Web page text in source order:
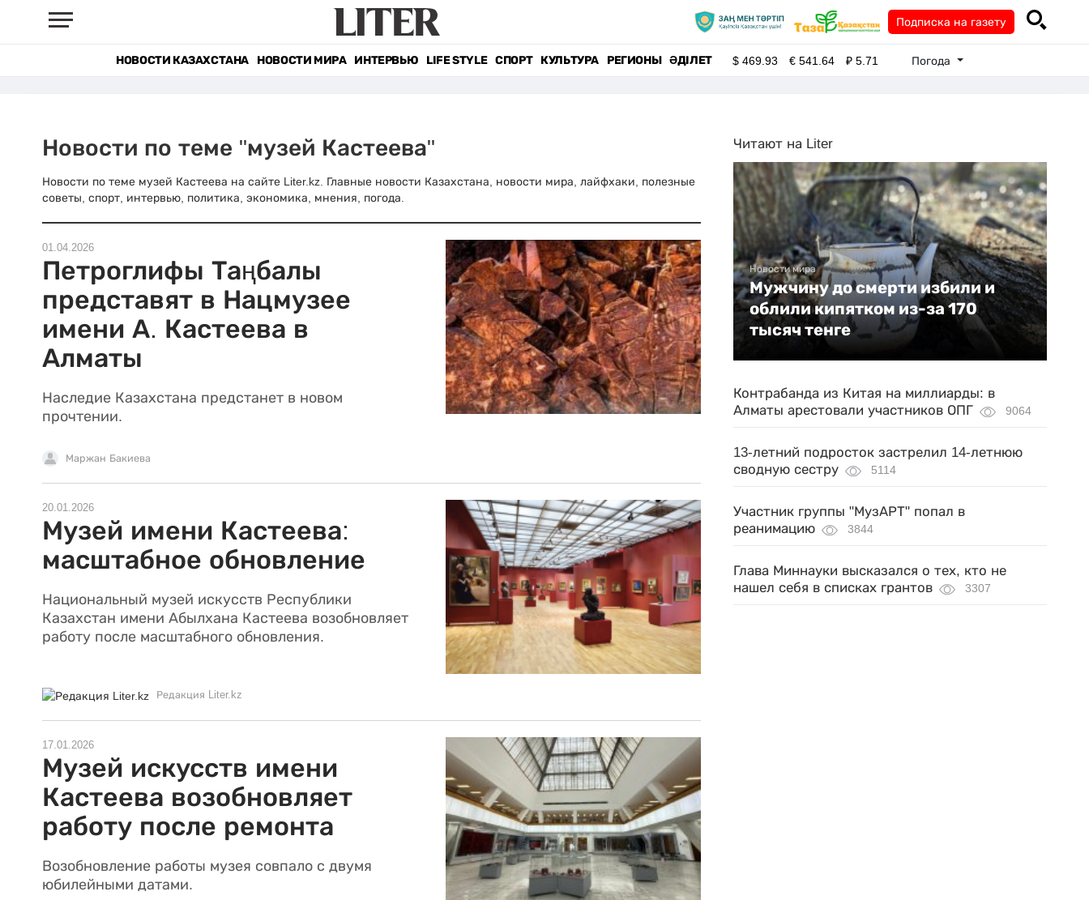
Подписка на газету
НОВОСТИ КАЗАХСТАНА НОВОСТИ МИРА ИНТЕРВЬЮ LIFE STYLE СПОРТ КУЛЬТУРА РЕГИОНЫ ӘДІЛЕТ $469.93 €541.64 ₽5.71 Погода
Новости по теме "музей Кастеева"
Новости по теме музей Кастеева на сайте Liter.kz. Главные новости Казахстана, новости мира, лайфхаки, полезные
советы, спорт, интервью, политика, экономика, мнения, погода.
01.04.2026
Петроглифы Таңбалы
представят в Нацмузее
имени А. Кастеева в
Алматы
Наследие Казахстана предстанет в новом
прочтении.
Маржан Бакиева
20.01.2026
Музей имени Кастеева:
масштабное обновление
Национальный музей искусств Республики
Казахстан имени Абылхана Кастеева возобновляет
работу после масштабного обновления.
Редакция Liter.kz
17.01.2026
Музей искусств имени
Кастеева возобновляет
работу после ремонта
Возобновление работы музея совпало с двумя
юбилейными датами.
Читают на Liter
Новости мира
Мужчину до смерти избили и
облили кипятком из-за 170
тысяч тенге
Контрабанда из Китая на миллиарды: в
Алматы арестовали участников ОПГ
9064
13-летний подросток застрелил 14-летнюю
сводную сестру
5114
Участник группы "МузАРТ" попал в
реанимацию
3844
Глава Миннауки высказался о тех, кто не
нашел себя в списках грантов
3307